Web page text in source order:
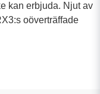
kan erbjuda. Njut av
oöverträffade